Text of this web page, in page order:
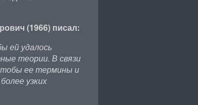
(1966) писал:
ей удалось
теории. В связи
ее термины и
узких